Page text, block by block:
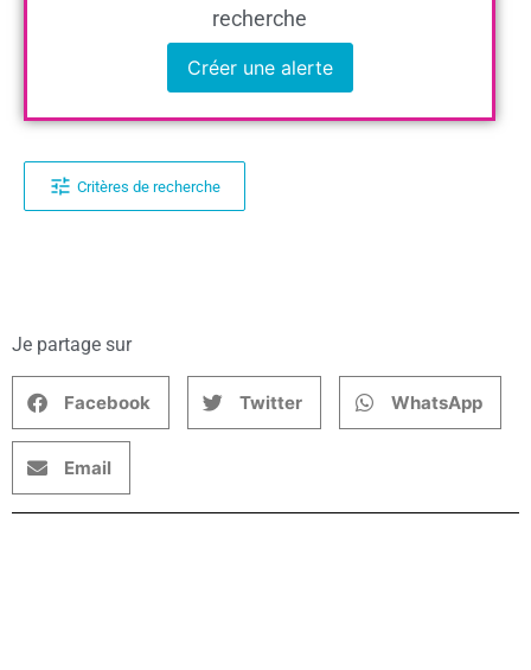
recherche
Créer une alerte
Critères de recherche
Je partage sur
Facebook Twitter WhatsApp
Email